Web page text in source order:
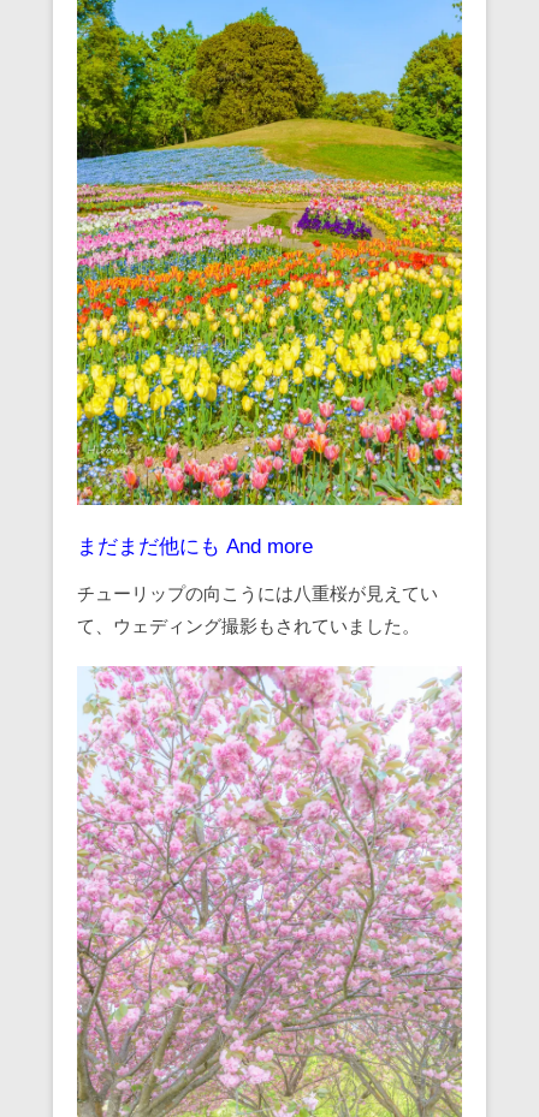
まだまだ他にも And more
チューリップの向こうには八重桜が見えてい
て、ウェディング撮影もされていました。